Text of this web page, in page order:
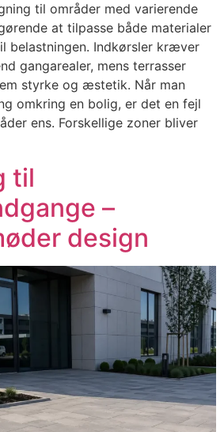
til områder med varierende
at tilpasse både materialer
belastningen. Indkørsler kræver
gangarealer, mens terrasser
styrke og æstetik. Når man
omkring en bolig, er det en fejl
ens. Forskellige zoner bliver
til
–
design